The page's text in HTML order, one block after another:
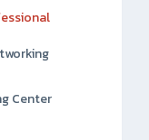
Center